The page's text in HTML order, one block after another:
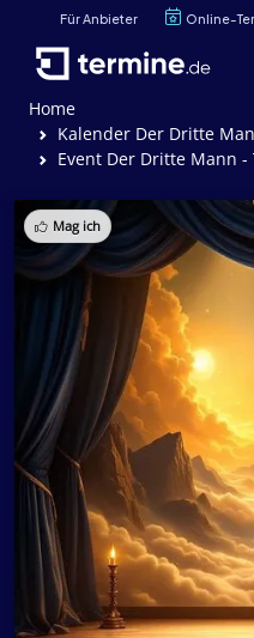
Für Anbieter Online-
Home
Kalender Der Dritte Mann -
Event Der Dritte Mann - Thriller-
Mag ich